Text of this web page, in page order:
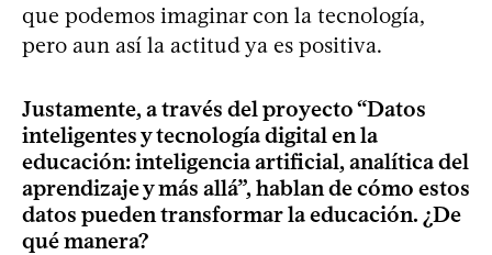
que podemos imaginar con la tecnología,
pero aun así la actitud ya es positiva.
Justamente, a través del proyecto “Datos
inteligentes y tecnología digital en la
educación: inteligencia artificial, analítica del
aprendizaje y más allá”, hablan de cómo estos
datos pueden transformar la educación. ¿De
qué manera?